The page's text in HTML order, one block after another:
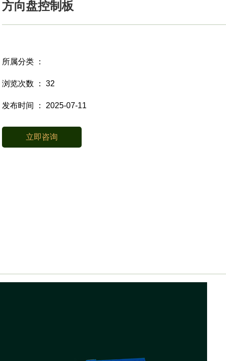
方向盘控制板
所属分类 ：
浏览次数 ：32
发布时间 ： 2025-07-11
立即咨询